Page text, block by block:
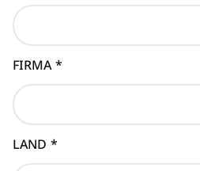
FIRMA*
LAND *